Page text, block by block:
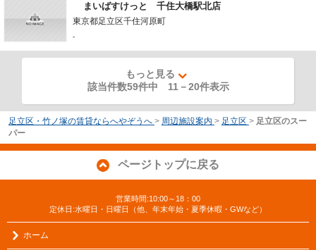
まいばすけっと 千住大橋駅北店
東京都足立区千住河原町
-
もっと見る
該当件数59件中 11－20件表示
足立区・竹ノ塚の賃貸ならへやぞうへ > 周辺施設案内 > 足立区 > 足立区のスー
パー
ページトップに戻る
営業時間:10:00～18：00
定休日:水曜日・日曜日（他、年末年始・夏季休暇・GWなど）
ホーム